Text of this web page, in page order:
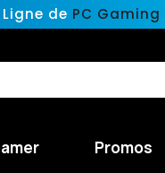
de PC Gaming
Promos